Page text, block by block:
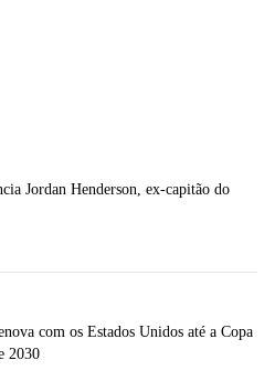
Jordan Henderson, ex-capitão do
com os Estados Unidos até a Copa
2030